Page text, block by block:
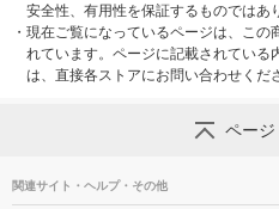
安全性、有用性を保証するものではあ
・ 現在ご覧になっているページは、この
れています。ページに記載されている
は、直接各ストアにお問い合わせくだ
ペー
関連サイト・ヘルプ・その他